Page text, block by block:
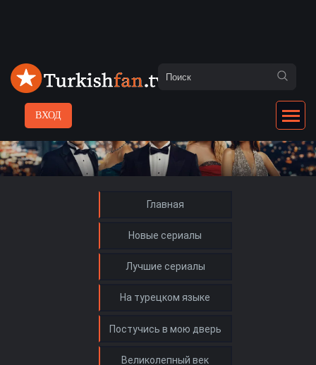
ВХОД
Главная
Новые сериалы
Лучшие сериалы
На турецком языке